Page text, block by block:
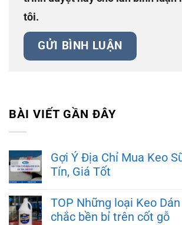
tôi.
BÀI VIẾT GẦN ĐÂY
Gợi Ý Địa Chỉ Mua Keo
Tín, Giá Tốt
TOP Những loại Keo
chắc bền bỉ trên cốt gỗ